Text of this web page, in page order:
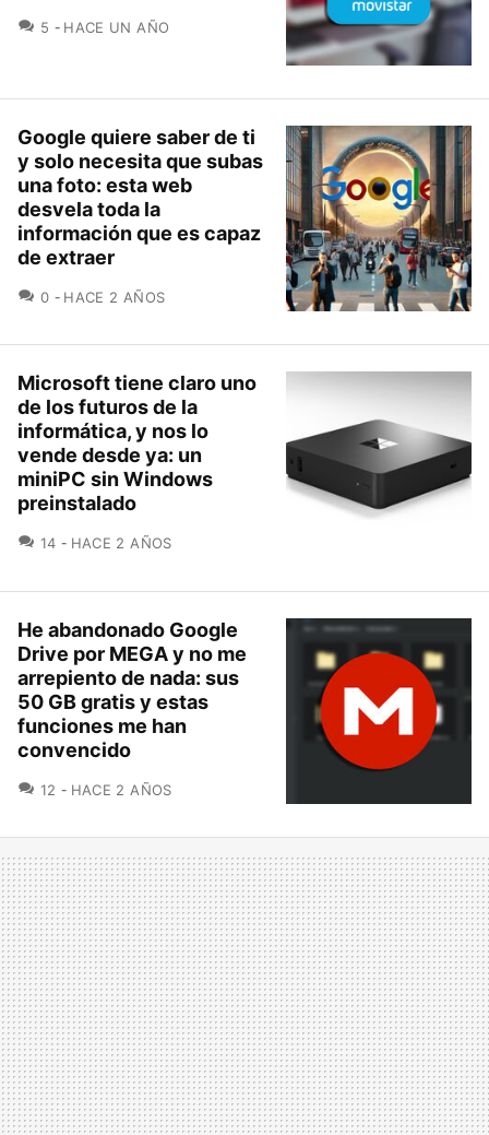
5 COMENTARIOS
HACE UN AÑO
Google quiere saber de ti
y solo necesita que subas
una foto: esta web
desvela toda la
información que es capaz
de extraer
0 COMENTARIOS
HACE 2 AÑOS
Microsoft tiene claro uno
de los futuros de la
informática, y nos lo
vende desde ya: un
miniPC sin Windows
preinstalado
14 COMENTARIOS
HACE 2 AÑOS
He abandonado Google
Drive por MEGA y no me
arrepiento de nada: sus
50 GB gratis y estas
funciones me han
convencido
12 COMENTARIOS
HACE 2 AÑOS